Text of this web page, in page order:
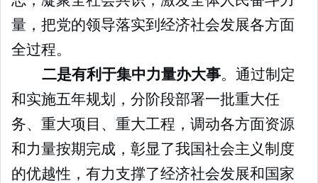
量，把党的领导落实到经济社会发展各方面
全过程。
二是有利于集中力量办大事。通过制定
和实施五年规划，分阶段部署一批重大任
务、重大项目、重大工程，调动各方面资源
和力量按期完成，彰显了我国社会主义制度
的优越性，有力支撑了经济社会发展和国家